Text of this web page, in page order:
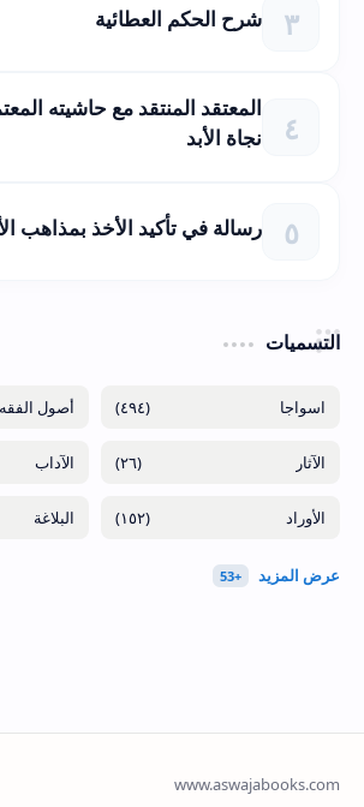
شرح الحكم العطائية
المعتقد المنتقد مع حاشيته
نجاة الأبد
رسالة في تأكيد الأخذ بمذاهب
التسميات
(٤٩٤)
(٢٦)
(١٥٢)